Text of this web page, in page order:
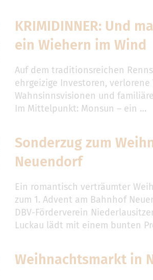
KRIMIDINNER: Und
ein Wiehern im Wind
Auf dem traditionsreichen
ehrgeizige Investoren, verlorene
Wahnsinnsvisionen und
Im Mittelpunkt: Monsun – ein …
Sonderzug zum
Neuendorf
Ein romantisch verträumter
zum 1. Advent am Bahnhof
DBV-Förderverein
Luckau lädt mit einem bunten
Weihnachtsmarkt in